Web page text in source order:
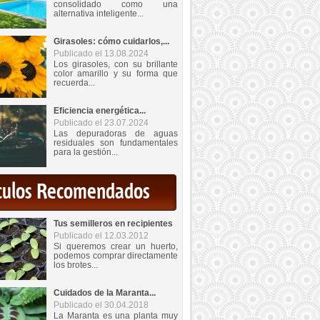
consolidado como una
alternativa inteligente...
Girasoles: cómo cuidarlos,...
Publicado el 13.08.2024
Los girasoles, con su brillante
color amarillo y su forma que
recuerda...
Eficiencia energética...
Publicado el 23.07.2024
Las depuradoras de aguas
residuales son fundamentales
para la gestión...
Recomendados
Tus semilleros en recipientes
Publicado el 12.03.2012
Si queremos crear un huerto,
podemos comprar directamente
los brotes...
Cuidados de la Maranta...
Publicado el 30.04.2018
La Maranta es una planta muy